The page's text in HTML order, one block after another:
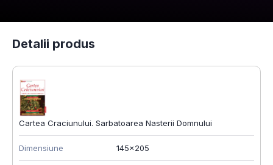
Detalii produs
Cartea Craciunului. Sarbatoarea Nasterii Domnului
Dimensiune 145x205